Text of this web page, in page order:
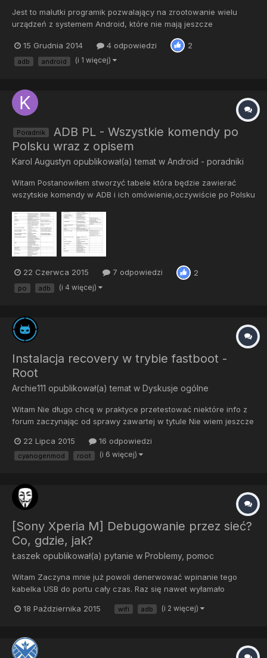
Jest to malutki programik pozwalający na zrootowanie wielu
urządzeń z systemem Android, które nie mają jeszcze
w swoim telefonie Debugowanie USB (Ustawienia->Opcje dla
programistów). 3. Podłącz tablet/telefon kablem USB do
15 Grudnia 2014 4 odpowiedzi 2
adb android (i 1 więcej)
Poradnik
ADB PL - Wszystkie komendy po
Polsku wraz z opisem
Karol Augustyn opublikował(a) temat w Android - poradniki
Witam Postanowiłem stworzyć tabele która będzie zawierać
wszytskie komendy w ADB i ich omówienie,oczywiście po Polsku
zmienili,co mam źle? O Logcat'cie i ADB Shell robie osobną
tabelke Dziękuje za każdy komentarz :-D
22 Czerwca 2015 7 odpowiedzi 2
po adb (i 4 więcej)
Instalacja recovery w trybie fastboot -
Root
Archie111 opublikował(a) temat w Dyskusje ogólne
Witam Nie długo chcę w praktyce przetestować niektóre info z
forum zaczynając od sprawy zawartej w tytule Nie wiem jeszcze
prosiłbym o informacje. Mianowicie gdy w ADB uruchomię tel w
trybie fastboot i wgram recovery czy nie będzie to błą...
22 Lipca 2015 16 odpowiedzi
cyanogenmod root (i 6 więcej)
[Sony Xperia M] Debugowanie przez sieć?
Co, gdzie, jak?
Łaszek opublikował(a) pytanie w Problemy, pomoc
Witam Zaczyna mnie już powoli denerwować wpinanie tego
kabelka USB do portu cały czas. Raz się nawet wyłamało
otchłani internetu znalazłem coś na temat debugowania przez
18 Października 2015 wifi adb (i 2 więcej)